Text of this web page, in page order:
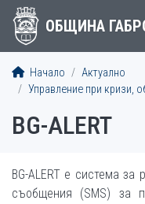
ОБЩИНА
Начало
Актуално
Управление при кризи,
BG-ALERT
BG-ALERT е система за
съобщения (SMS) за